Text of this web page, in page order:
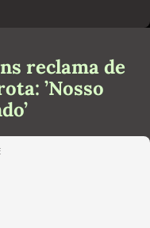
reclama de
’Nosso